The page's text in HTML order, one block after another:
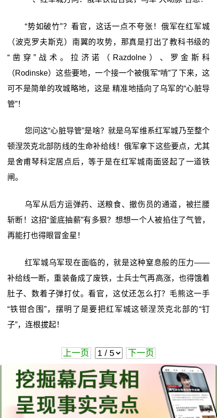
“势如破竹”？看官，这话一点不夸张！俄军在红军城
（波克罗夫斯克）南翼的攻势，那真是打出了教科书级的
“凿穿”战术。拉济诺（Razdolne）、罗金斯科
（Rodinske）这些要地，一个接一个被俄军“啃”了下来，这
可不是简单的攻城略地，这是 精准地插向了乌军的“心脏导
管”！
您问这“心脏导管”是啥？就是乌军维系红军城乃至整个
顿涅茨克北部防线的生命补给线！俄军拿下这些要点，尤其
是舍甫琴科定居点后，等于是在红军城南面竖起了一道铁
闸。
乌军从后方运弹药、送粮食、撤伤员的通道，被拦腰
斩断！这招“釜底抽薪”有多狠？想想一个人被掐住了气管，
再能打也得眼冒金星！
红军城乌军现在面临的，就是这种窒息般的压力——
补给线一断，重装备成了废铁，士兵士气再高涨，也得饿着
肚子、数着子弹打仗。看官，这仗还怎么打？毛熊这一手
“铁钳合围”，摆明了是要把红军城这顿涅茨克北部的“钉
子”，连根拔起！
上一页 下一页